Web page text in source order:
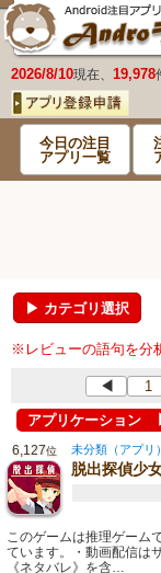
2026/8/10現在、 19,978
今日の注目
アプリ一覧
▶ カテゴリ選択
※レビューの語句を分
◀ 1
アプリケーション
6,127位 未分類（アプリ）
脱出探偵少
このゲームは推理ゲーム
ています。・動画配信は
《ネタバレ》を含…